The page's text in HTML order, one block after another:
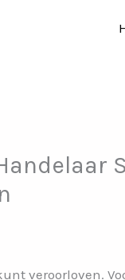
veroorloven.